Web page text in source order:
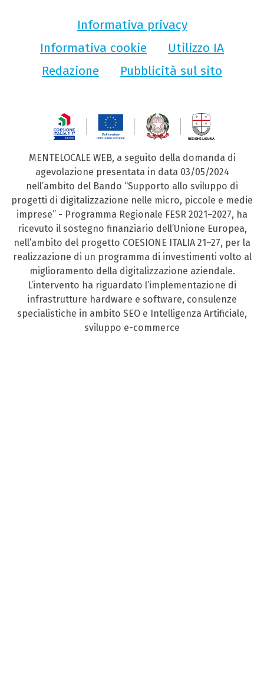
Informativa privacy
Informativa cookie
Utilizzo IA
Redazione
Pubblicità sul sito
MENTELOCALE WEB, a seguito della domanda di
agevolazione presentata in data 03/05/2024
nell’ambito del Bando “Supporto allo sviluppo di
progetti di digitalizzazione nelle micro, piccole e medie
imprese” - Programma Regionale FESR 2021–2027, ha
ricevuto il sostegno finanziario dell’Unione Europea,
nell’ambito del progetto COESIONE ITALIA 21–27, per la
realizzazione di un programma di investimenti volto al
miglioramento della digitalizzazione aziendale.
L’intervento ha riguardato l’implementazione di
infrastrutture hardware e software, consulenze
specialistiche in ambito SEO e Intelligenza Artificiale,
sviluppo e-commerce